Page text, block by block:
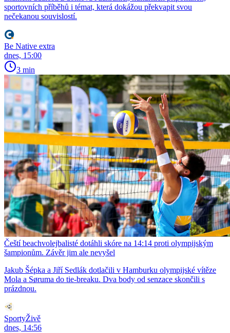
sportovních příběhů i témat, která dokážou překvapit svou
nečekanou souvislostí.
Be Native extra
dnes, 15:00
3 min
Čeští beachvolejbalisté dotáhli skóre na 14:14 proti olympijským
šampionům. Závěr jim ale nevyšel
Jakub Šépka a Jiří Sedlák dotlačili v Hamburku olympijské vítěze
Mola a Søruma do tie-breaku. Dva body od senzace skončili s
prázdnou.
SportyŽivě
dnes, 14:56